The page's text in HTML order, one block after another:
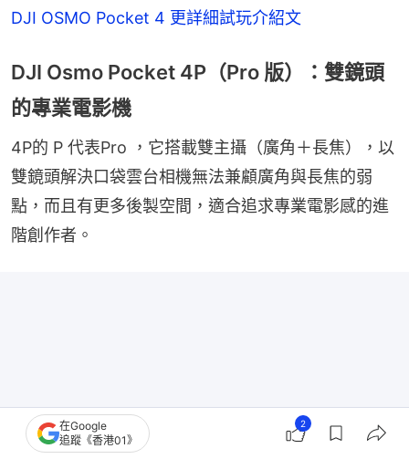
DJI OSMO Pocket 4 更詳細試玩介紹文
DJI Osmo Pocket 4P（Pro 版）：雙鏡頭
的專業電影機
4P的 P 代表Pro ，它搭載雙主攝（廣角＋長焦），以
雙鏡頭解決口袋雲台相機無法兼顧廣角與長焦的弱
點，而且有更多後製空間，適合追求專業電影感的進
階創作者。
在Google
追蹤《香港01》
2